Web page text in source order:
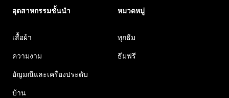
อุตสาหกรรมชั้นนำ
เสื้อผ้า
ความงาม
อัญมณีและเครื่องประดับ
บ้าน
หมวดหมู่
ทุกธีม
ธีมฟรี